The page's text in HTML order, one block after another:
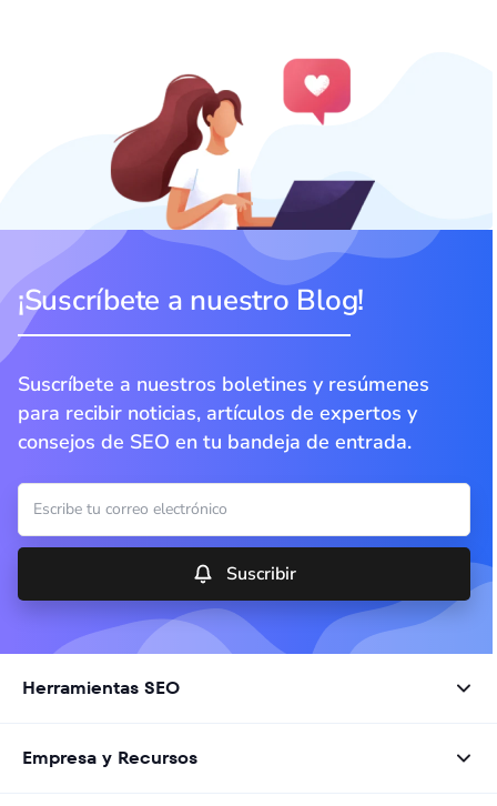
¡Suscríbete a nuestro Blog!
Suscríbete a nuestros boletines y resúmenes
para recibir noticias, artículos de expertos y
consejos de SEO en tu bandeja de entrada.
Suscribir
Herramientas SEO
Empresa y Recursos